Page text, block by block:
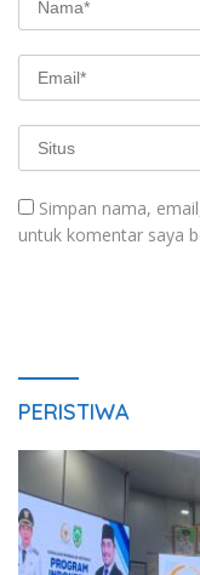
Simpan nama,
untuk komentar saya
PERISTIWA